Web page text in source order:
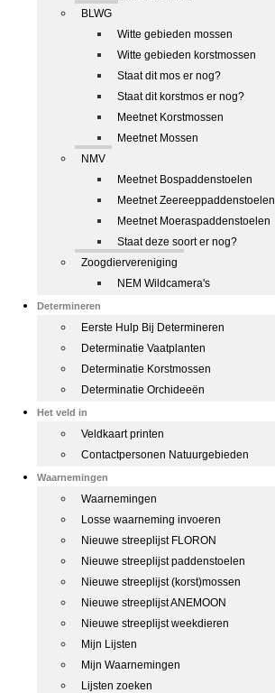
BLWG
Witte gebieden mossen
Witte gebieden korstmossen
Staat dit mos er nog?
Staat dit korstmos er nog?
Meetnet Korstmossen
Meetnet Mossen
NMV
Meetnet Bospaddenstoelen
Meetnet Zeereeppaddenstoelen
Meetnet Moeraspaddenstoelen
Staat deze soort er nog?
Zoogdiervereniging
NEM Wildcamera's
Determineren
Eerste Hulp Bij Determineren
Determinatie Vaatplanten
Determinatie Korstmossen
Determinatie Orchideeën
Het veld in
Veldkaart printen
Contactpersonen Natuurgebieden
Waarnemingen
Waarnemingen
Losse waarneming invoeren
Nieuwe streeplijst FLORON
Nieuwe streeplijst paddenstoelen
Nieuwe streeplijst (korst)mossen
Nieuwe streeplijst ANEMOON
Nieuwe streeplijst weekdieren
Mijn Lijsten
Mijn Waarnemingen
Lijsten zoeken